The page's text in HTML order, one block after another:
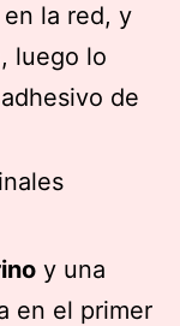
la red, y
luego lo
de
y una
en el primer